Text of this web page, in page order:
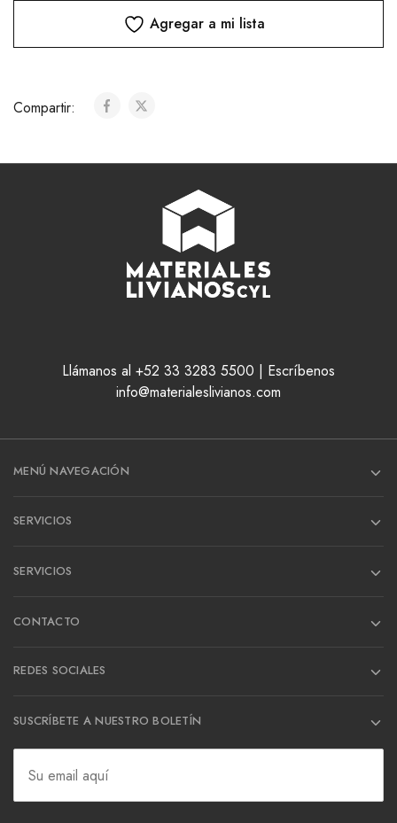
Agregar a mi lista
Compartir:
Llámanos al +52 33 3283 5500 | Escríbenos
info@materialeslivianos.com
MENÚ NAVEGACIÓN
SERVICIOS
SERVICIOS
CONTACTO
REDES SOCIALES
SUSCRÍBETE A NUESTRO BOLETÍN